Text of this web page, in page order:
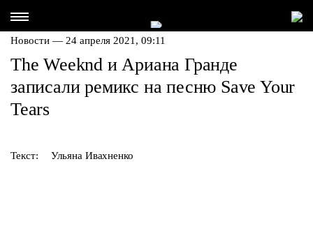
Новости — 24 апреля 2021, 09:11
The Weeknd и Ариана Гранде
записали ремикс на песню Save Your
Tears
Текст: Ульяна Ивахненко